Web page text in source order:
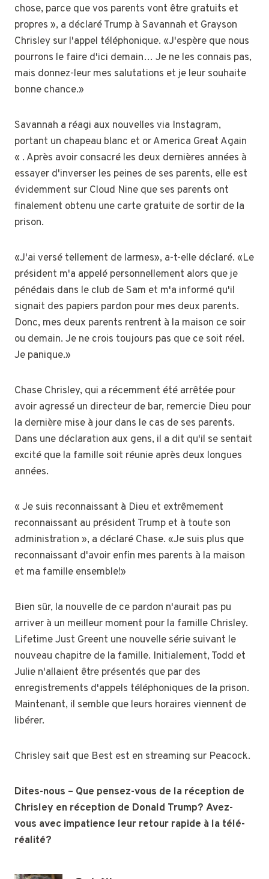
chose, parce que vos parents vont être gratuits et
propres », a déclaré Trump à Savannah et Grayson
Chrisley sur l'appel téléphonique. «J'espère que nous
pourrons le faire d'ici demain… Je ne les connais pas,
mais donnez-leur mes salutations et je leur souhaite
bonne chance.»
Savannah a réagi aux nouvelles via Instagram,
portant un chapeau blanc et or America Great Again
« . Après avoir consacré les deux dernières années à
essayer d'inverser les peines de ses parents, elle est
évidemment sur Cloud Nine que ses parents ont
finalement obtenu une carte gratuite de sortir de la
prison.
«J'ai versé tellement de larmes», a-t-elle déclaré. «Le
président m'a appelé personnellement alors que je
pénédais dans le club de Sam et m'a informé qu'il
signait des papiers pardon pour mes deux parents.
Donc, mes deux parents rentrent à la maison ce soir
ou demain. Je ne crois toujours pas que ce soit réel.
Je panique.»
Chase Chrisley, qui a récemment été arrêtée pour
avoir agressé un directeur de bar, remercie Dieu pour
la dernière mise à jour dans le cas de ses parents.
Dans une déclaration aux gens, il a dit qu'il se sentait
excité que la famille soit réunie après deux longues
années.
« Je suis reconnaissant à Dieu et extrêmement
reconnaissant au président Trump et à toute son
administration », a déclaré Chase. «Je suis plus que
reconnaissant d'avoir enfin mes parents à la maison
et ma famille ensemble!»
Bien sûr, la nouvelle de ce pardon n'aurait pas pu
arriver à un meilleur moment pour la famille Chrisley.
Lifetime Just Greent une nouvelle série suivant le
nouveau chapitre de la famille. Initialement, Todd et
Julie n'allaient être présentés que par des
enregistrements d'appels téléphoniques de la prison.
Maintenant, il semble que leurs horaires viennent de
libérer.
Chrisley sait que Best est en streaming sur Peacock.
Dites-nous – Que pensez-vous de la réception de
Chrisley en réception de Donald Trump? Avez-
vous avec impatience leur retour rapide à la télé-
réalité?